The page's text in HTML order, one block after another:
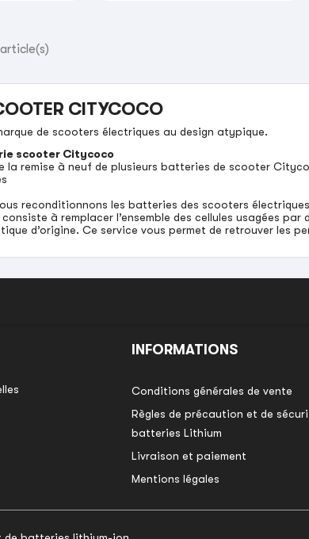
CITYCOCO
de scooters électriques au design atypique.
scooter Citycoco
la remise à neuf de plusieurs batteries de scooter
reconditionnons les batteries des scooters
à remplacer l’ensemble des cellules usagées
d’origine. Ce service vous permet de retrouver les
INFORMATIONS
Conditions générales de vente
Règles de précaution et de
batteries Lithium
Livraison et paiement
Mentions légales